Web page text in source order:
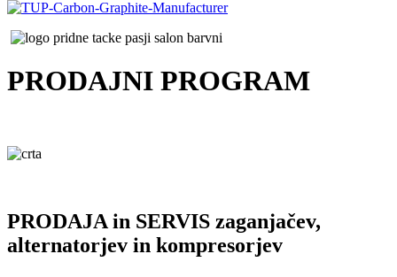
PRODAJNI PROGRAM
PRODAJA in SERVIS zaganjačev,
alternatorjev in kompresorjev